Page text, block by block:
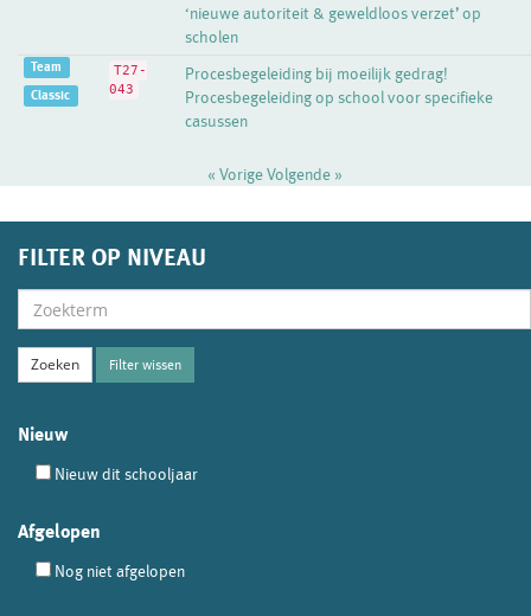
‘nieuwe autoriteit & geweldloos verzet’ op
scholen
Team
Classic
T27-
043
Procesbegeleiding bij moeilijk gedrag!
Procesbegeleiding op school voor specifieke
casussen
« VorigeVolgende »
FILTER OP NIVEAU
Filter wissen
Nieuw
Nieuw dit schooljaar
Afgelopen
Nog niet afgelopen